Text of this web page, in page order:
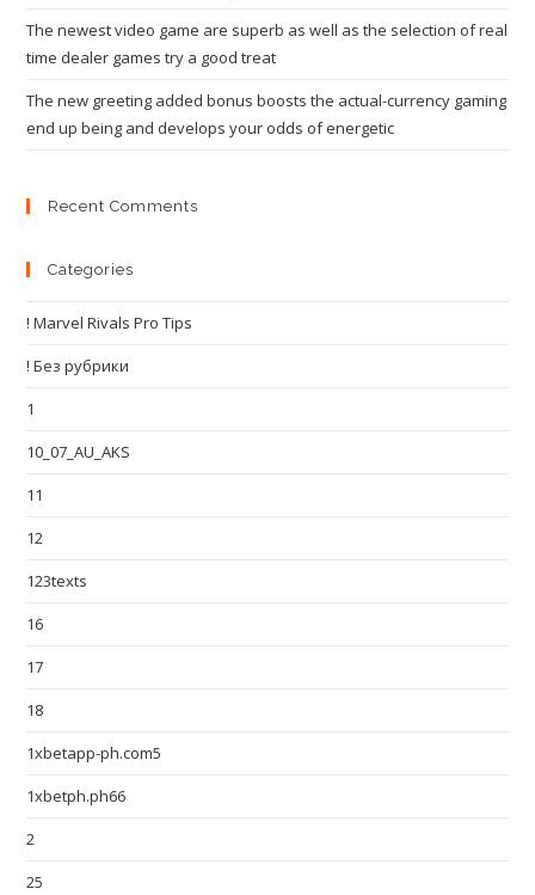
The newest video game are superb as well as the selection of real
time dealer games try a good treat
The new greeting added bonus boosts the actual-currency gaming
end up being and develops your odds of energetic
Recent Comments
Categories
! Marvel Rivals Pro Tips
! Без рубрики
1
10_07_AU_AKS
11
12
123texts
16
17
18
1xbetapp-ph.com5
1xbetph.ph66
2
25